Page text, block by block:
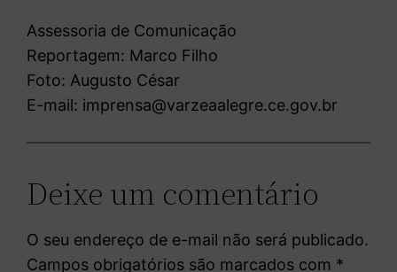
Assessoria de Comunicação
Reportagem: Marco Filho
Foto: Augusto César
E-mail: imprensa@varzeaalegre.ce.gov.br
Deixe um comentário
O seu endereço de e-mail não será publicado.
Campos obrigatórios são marcados com *